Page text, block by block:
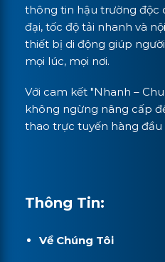
thông tin hậu trường độc
đại, tốc độ tải nhanh và
thiết bị di động giúp
mọi lúc, mọi nơi.
Với cam kết "Nhanh –
không ngừng nâng cấp
thao trực tuyến hàng đầu
Thông Tin:
Về Chúng Tôi